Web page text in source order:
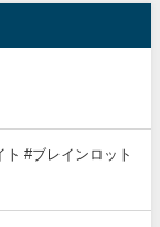
#ブレインロット